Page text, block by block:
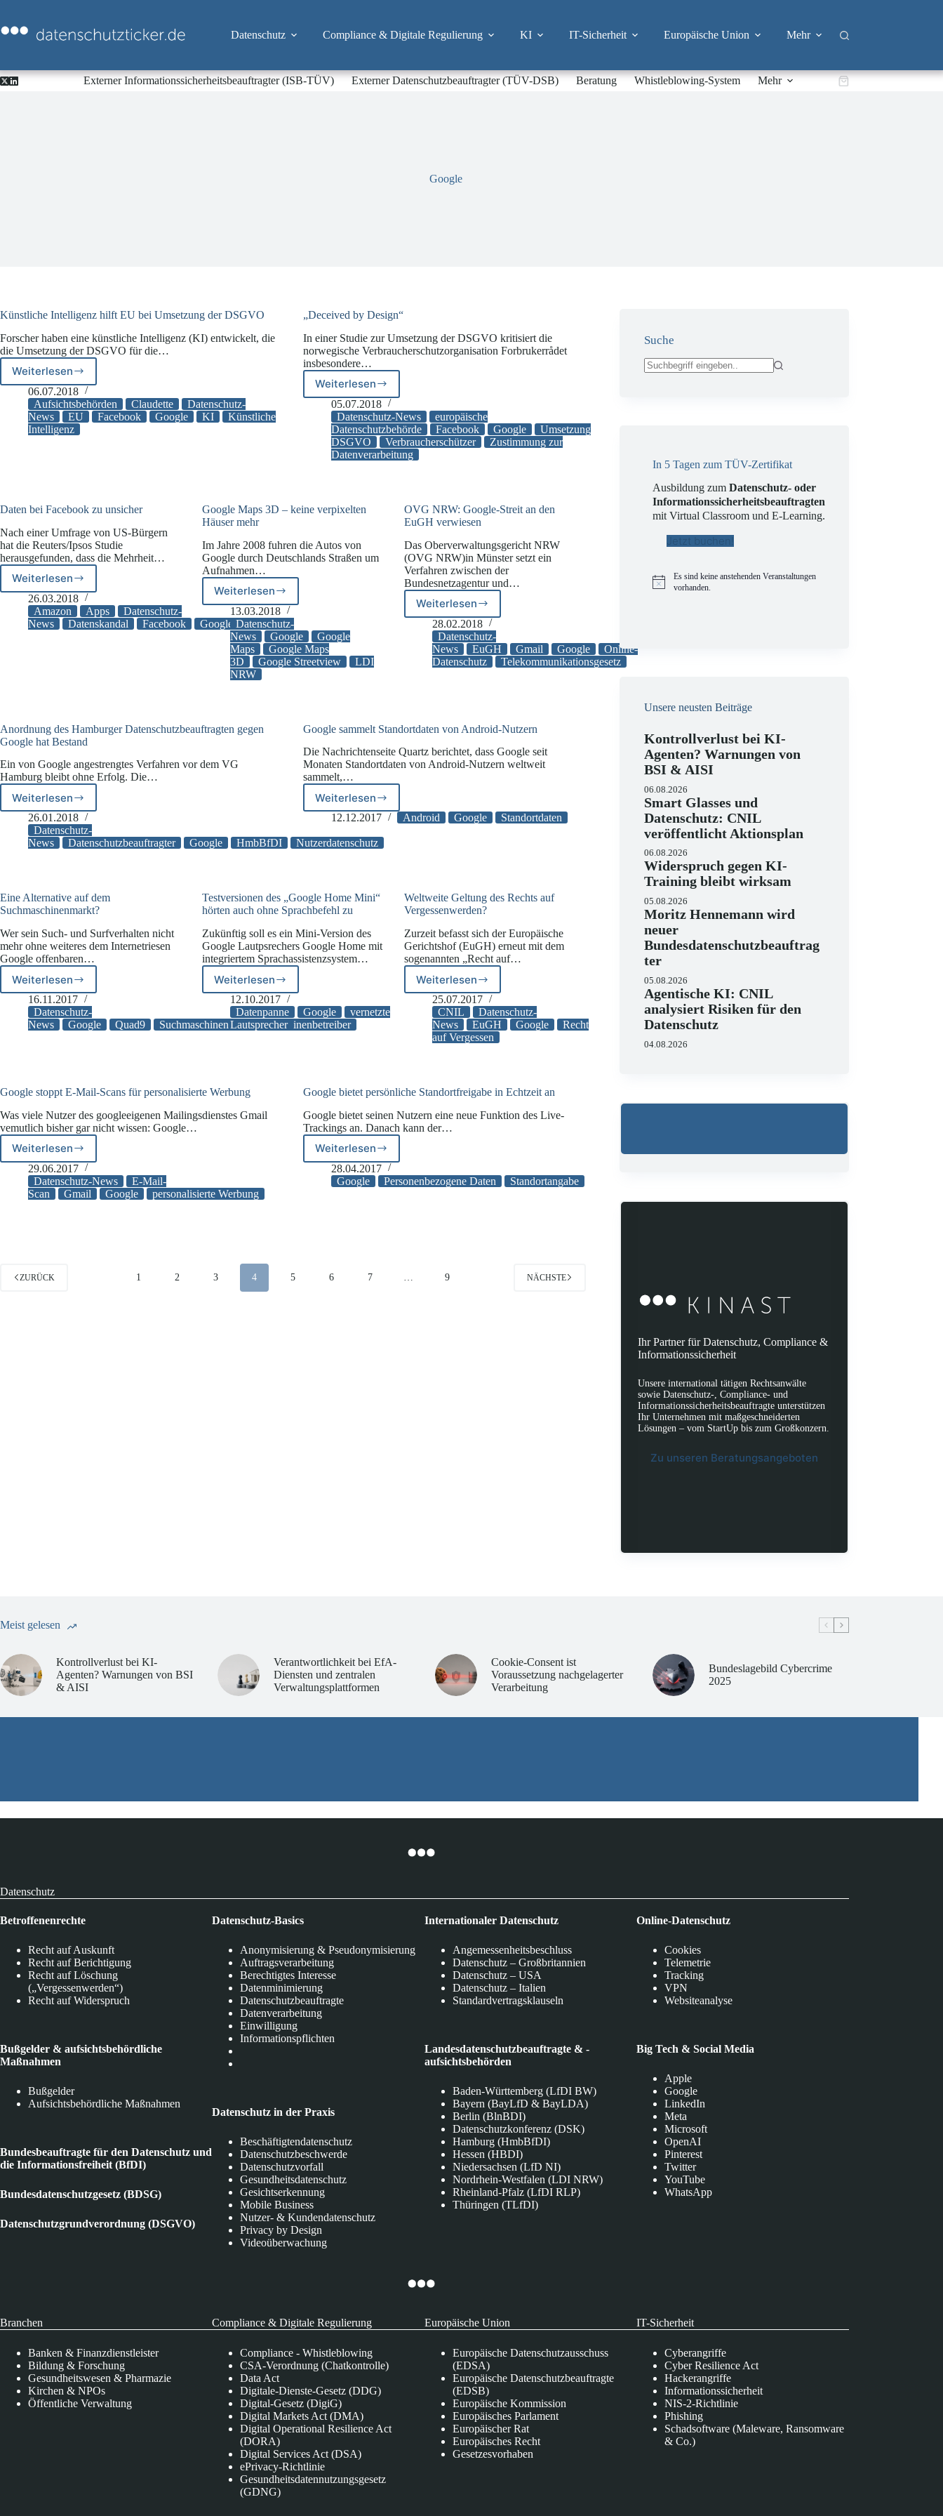
springen
Datenschutz Compliance & Digitale Regulierung KI IT-Sicherheit Europäische Union Mehr
Externer Informationssicherheitsbeauftragter (ISB-TÜV) Externer Datenschutzbeauftragter (TÜV-DSB) Beratung Whistleblowing-System Mehr Warenkorb
Google
Künstliche Intelligenz hilft EU bei Umsetzung der DSGVO
Forscher haben eine künstliche Intelligenz (KI) entwickelt, die
die Umsetzung der DSGVO für die…
Weiterlesen
Künstliche
Intelligenz
hilft
EU
bei
06.07.2018
Aufsichtsbehörden
Claudette
Datenschutz-
News
EU Facebook Google KI
Künstliche
Intelligenz
„Deceived by Design“
In einer Studie zur Umsetzung der DSGVO kritisiert die
norwegische Verbraucherschutzorganisation Forbrukerrådet
insbesondere…
Weiterlesen
„Deceived
by
Design“
05.07.2018
Datenschutz-News
europäische
Datenschutzbehörde
Facebook Google
Umsetzung
DSGVO
Verbraucherschützer
Zustimmung zur
Datenverarbeitung
Daten bei Facebook zu unsicher
Nach einer Umfrage von US-Bürgern
hat die Reuters/Ipsos Studie
herausgefunden, dass die Mehrheit…
Weiterlesen
Daten
bei
Facebook
zu
26.03.2018
Amazon
Apps
Datenschutz-
News
Datenskandal Facebook Google Umfrage
Google Maps 3D – keine verpixelten
Häuser mehr
Im Jahre 2008 fuhren die Autos von
Google durch Deutschlands Straßen um
Aufnahmen…
Weiterlesen
Google
Maps
3D
–
keine
verpixelten
Häuser
13.03.2018
Datenschutz-
News
Google
Google
Maps
Google Maps
3D
Google Streetview
LDI
NRW
OVG NRW: Google-Streit an den
EuGH verwiesen
Das Oberverwaltungsgericht NRW
(OVG NRW)in Münster setzt ein
Verfahren zwischen der
Bundesnetzagentur und…
Weiterlesen
OVG
NRW:
Google-
Streit
an
28.02.2018
Datenschutz-
News
EuGH Gmail Google
Online-
Datenschutz
Telekommunikationsgesetz
Anordnung des Hamburger Datenschutzbeauftragten gegen
Google hat Bestand
Ein von Google angestrengtes Verfahren vor dem VG
Hamburg bleibt ohne Erfolg. Die…
WeiterlesenAnordnung
des
Hamburger
Datenschutzbeauftragten
Bestand
26.01.2018
Datenschutz-
News
Datenschutzbeauftragter Google HmbBfDI Nutzerdatenschutz
Google sammelt Standortdaten von Android-Nutzern
Die Nachrichtenseite Quartz berichtet, dass Google seit
Monaten Standortdaten von Android-Nutzern weltweit
sammelt,…
Weiterlesen
Google
sammelt
von
12.12.2017 Android Google Standortdaten
Eine Alternative auf dem
Suchmaschinenmarkt?
Wer sein Such- und Surfverhalten nicht
mehr ohne weiteres dem Internetriesen
Google offenbaren…
Weiterlesen
Eine
Alternative
auf
dem
16.11.2017
Datenschutz-
News
Google Quad9 Suchmaschinen Suchmaschinenbetreiber
Testversionen des „Google Home Mini“
hörten auch ohne Sprachbefehl zu
Zukünftig soll es ein Mini-Version des
Google Lautpsrechers Google Home mit
integriertem Sprachassistenzsystem…
WeiterlesenTestversionen
des
„Google
Home
Sprachbefehl
12.10.2017
Datenpanne
Google
vernetzte
Lautsprecher
Weltweite Geltung des Rechts auf
Vergessenwerden?
Zurzeit befasst sich der Europäische
Gerichtshof (EuGH) erneut mit dem
sogenannten „Recht auf…
Weiterlesen
Weltweite
Geltung
des
Rechts
auf
25.07.2017
CNIL
Datenschutz-
News
EuGH Google
Recht
auf Vergessen
Google stoppt E-Mail-Scans für personalisierte Werbung
Was viele Nutzer des googleeigenen Mailingsdienstes Gmail
vemutlich bisher gar nicht wissen: Google…
Weiterlesen
Google
stoppt
E-
Mail-
29.06.2017
Datenschutz-News
E-Mail-
Scan
Gmail Google personalisierte Werbung
Google bietet persönliche Standortfreigabe in Echtzeit an
Google bietet seinen Nutzern eine neue Funktion des Live-
Trackings an. Danach kann der…
Weiterlesen
Google
bietet
persönliche
28.04.2017
Google
Personenbezogene Daten Standortangabe
ZURÜCK 1 2 3 4 5 6 7 9 NÄCHSTE
Suche
In 5 Tagen zum TÜV-Zertifikat
Ausbildung zumDatenschutz- oder
Informationssicherheitsbeauftragten
mit Virtual Classroom und E-Learning.
Jetzt buchen!
H
Es sind keine anstehenden Veranstaltungen
vorhanden.
Unsere neusten Beiträge
Kontrollverlust bei KI-
Agenten? Warnungen von
BSI & AISI
06.08.2026
Smart Glasses und
Datenschutz: CNIL
veröffentlicht Aktionsplan
06.08.2026
Widerspruch gegen KI-
Training bleibt wirksam
05.08.2026
Moritz Hennemann wird
neuer
Bundesdatenschutzbeauftrag
ter
05.08.2026
Agentische KI: CNIL
analysiert Risiken für den
Datenschutz
04.08.2026
Ihr Partner für Datenschutz, Compliance &
Informationssicherheit
Unsere international tätigen Rechtsanwälte
sowie Datenschutz-, Compliance- und
Informationssicherheitsbeauftragte unterstützen
Ihr Unternehmen mit maßgeschneiderten
Lösungen – vom StartUp bis zum Großkonzern.
Zu unseren Beratungsangeboten
Meist gelesen
Kontrollverlust bei KI-
Agenten? Warnungen von BSI
& AISI
Verantwortlichkeit bei EfA-
Diensten und zentralen
Verwaltungsplattformen
Cookie-Consent ist
Voraussetzung nachgelagerter
Verarbeitung
Bundeslagebild Cybercrime
2025
Datenschutz
Betroffenenrechte
Recht auf Auskunft
Recht auf Berichtigung
Recht auf Löschung
(„Vergessenwerden“)
Recht auf Widerspruch
Bußgelder & aufsichtsbehördliche
Maßnahmen
Bußgelder
Aufsichtsbehördliche Maßnahmen
Bundesbeauftragte für den Datenschutz und
die Informationsfreiheit (BfDI)
Bundesdatenschutzgesetz (BDSG)
Datenschutzgrundverordnung (DSGVO)
Datenschutz-Basics
Anonymisierung & Pseudonymisierung
Auftragsverarbeitung
Berechtigtes Interesse
Datenminimierung
Datenschutzbeauftragte
Datenverarbeitung
Einwilligung
Informationspflichten
Datenschutz in der Praxis
Beschäftigtendatenschutz
Datenschutzbeschwerde
Datenschutzvorfall
Gesundheitsdatenschutz
Gesichtserkennung
Mobile Business
Nutzer- & Kundendatenschutz
Privacy by Design
Videoüberwachung
Internationaler Datenschutz
Angemessenheitsbeschluss
Datenschutz – Großbritannien
Datenschutz – USA
Datenschutz – Italien
Standardvertragsklauseln
Landesdatenschutzbeauftragte & -
aufsichtsbehörden
Baden-Württemberg (LfDI BW)
Bayern (BayLfD & BayLDA)
Berlin (BlnBDI)
Datenschutzkonferenz (DSK)
Hamburg (HmbBfDI)
Hessen (HBDI)
Niedersachsen (LfD NI)
Nordrhein-Westfalen (LDI NRW)
Rheinland-Pfalz (LfDI RLP)
Thüringen (TLfDI)
Online-Datenschutz
Cookies
Telemetrie
Tracking
VPN
Websiteanalyse
Big Tech & Social Media
Apple
Google
LinkedIn
Meta
Microsoft
OpenAI
Pinterest
Twitter
YouTube
WhatsApp
Branchen
Banken & Finanzdienstleister
Bildung & Forschung
Gesundheitswesen & Pharmazie
Kirchen & NPOs
Öffentliche Verwaltung
Compliance & Digitale Regulierung
Compliance - Whistleblowing
CSA-Verordnung (Chatkontrolle)
Data Act
Digitale-Dienste-Gesetz (DDG)
Digital-Gesetz (DigiG)
Digital Markets Act (DMA)
Digital Operational Resilience Act
(DORA)
Digital Services Act (DSA)
ePrivacy-Richtlinie
Gesundheitsdatennutzungsgesetz
(GDNG)
Europäische Union
Europäische Datenschutzausschuss
(EDSA)
Europäische Datenschutzbeauftragte
(EDSB)
Europäische Kommission
Europäisches Parlament
Europäischer Rat
Europäisches Recht
Gesetzesvorhaben
IT-Sicherheit
Cyberangriffe
Cyber Resilience Act
Hackerangriffe
Informationssicherheit
NIS-2-Richtlinie
Phishing
Schadsoftware (Maleware, Ransomware
& Co.)